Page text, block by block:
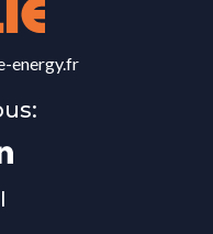
energy.fr